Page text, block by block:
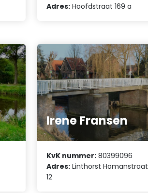
Adres: Hoofdstraat 169 a
Irene Fransen
KvK nummer: 80399096
Adres: Linthorst Homanstraat
12